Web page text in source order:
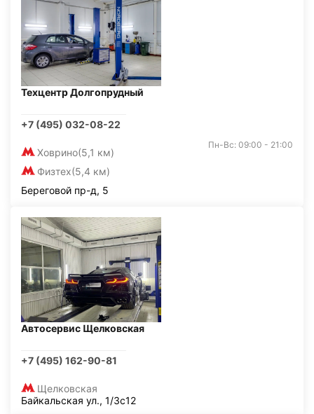
Техцентр Долгопрудный
+7 (495) 032-08-22
Ховрино(5,1 км)
Физтех(5,4 км)
Пн-Вс: 09:00 - 21:00
Береговой пр-д, 5
Автосервис Щелковская
+7 (495) 162-90-81
Щелковская
Байкальская ул., 1/3с12